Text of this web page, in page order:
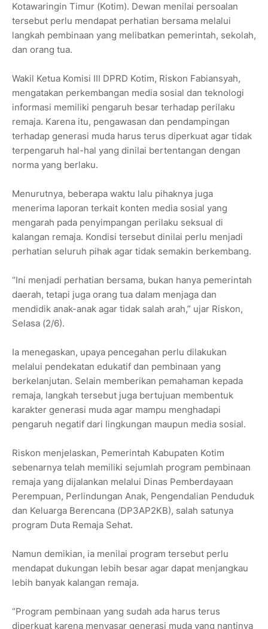
Kotawaringin Timur (Kotim). Dewan menilai persoalan
tersebut perlu mendapat perhatian bersama melalui
langkah pembinaan yang melibatkan pemerintah, sekolah,
dan orang tua.
Wakil Ketua Komisi III DPRD Kotim, Riskon Fabiansyah,
mengatakan perkembangan media sosial dan teknologi
informasi memiliki pengaruh besar terhadap perilaku
remaja. Karena itu, pengawasan dan pendampingan
terhadap generasi muda harus terus diperkuat agar tidak
terpengaruh hal-hal yang dinilai bertentangan dengan
norma yang berlaku.
Menurutnya, beberapa waktu lalu pihaknya juga
menerima laporan terkait konten media sosial yang
mengarah pada penyimpangan perilaku seksual di
kalangan remaja. Kondisi tersebut dinilai perlu menjadi
perhatian seluruh pihak agar tidak semakin berkembang.
“Ini menjadi perhatian bersama, bukan hanya pemerintah
daerah, tetapi juga orang tua dalam menjaga dan
mendidik anak-anak agar tidak salah arah,” ujar Riskon,
Selasa (2/6).
Ia menegaskan, upaya pencegahan perlu dilakukan
melalui pendekatan edukatif dan pembinaan yang
berkelanjutan. Selain memberikan pemahaman kepada
remaja, langkah tersebut juga bertujuan membentuk
karakter generasi muda agar mampu menghadapi
pengaruh negatif dari lingkungan maupun media sosial.
Riskon menjelaskan, Pemerintah Kabupaten Kotim
sebenarnya telah memiliki sejumlah program pembinaan
remaja yang dijalankan melalui Dinas Pemberdayaan
Perempuan, Perlindungan Anak, Pengendalian Penduduk
dan Keluarga Berencana (DP3AP2KB), salah satunya
program Duta Remaja Sehat.
Namun demikian, ia menilai program tersebut perlu
mendapat dukungan lebih besar agar dapat menjangkau
lebih banyak kalangan remaja.
“Program pembinaan yang sudah ada harus terus
diperkuat karena menyasar generasi muda yang nantinya